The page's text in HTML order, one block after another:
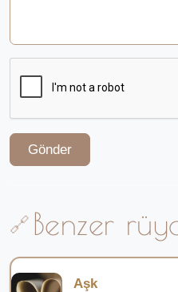
Gönder
Benzer
Aşk